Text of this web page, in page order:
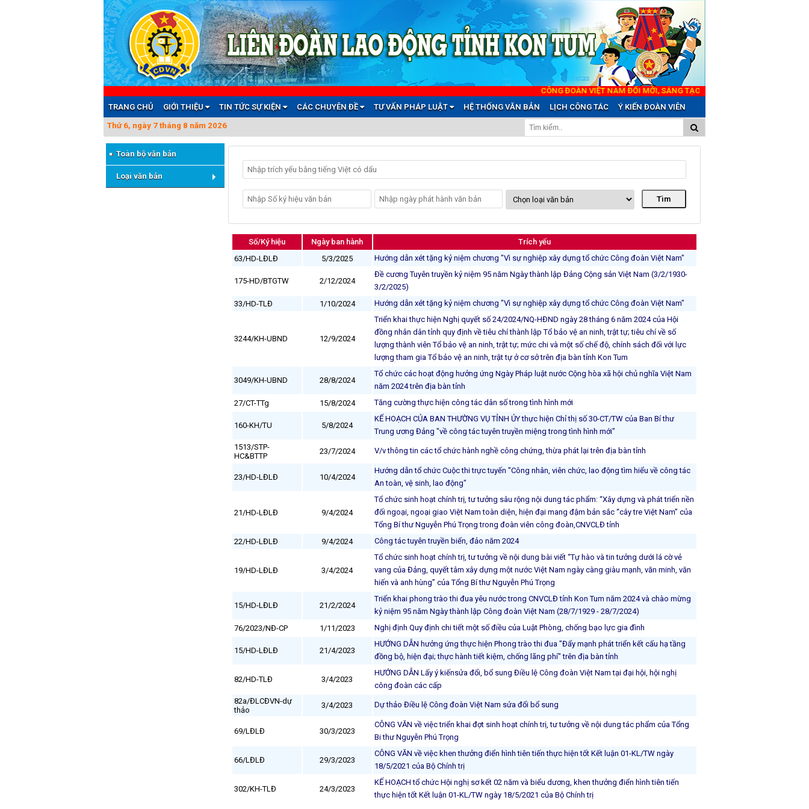
CÔNG ĐOÀN VIỆT NAM ĐỔI MỚI, SÁNG TẠO VÌ QUYỀN, LỢI ÍCH HỢP
TRANG CHỦ
GIỚI THIỆU TIN TỨC SỰ KIỆN CÁC CHUYÊN ĐỀ TƯ VẤN PHÁP LUẬT HỆ THỐNG VĂN BẢN LỊCH CÔNG TÁC Ý KIẾN ĐOÀN VIÊN
Thứ 6, ngày 7 tháng 8 năm 2026
Toàn bộ văn bản
Loại văn bản
Số/Ký hiệu Ngày ban hành
Trích yếu
63/HD-LĐLĐ
5/3/2025 Hướng dẫn xét tặng kỷ niệm chương "Vì sự nghiệp xây dựng tổ chức Công đoàn Việt Nam"
175-HD/BTGTW 2/12/2024
Đề cương Tuyên truyền kỷ niệm 95 năm Ngày thành lập Đảng Cộng sản Việt Nam (3/2/1930-
3/2/2025)
33/HD-TLĐ
1/10/2024 Hướng dẫn xét tặng kỷ niệm chương "Vì sự nghiệp xây dựng tổ chức Công đoàn Việt Nam"
3244/KH-UBND 12/9/2024
Triển khai thực hiện Nghị quyết số 24/2024/NQ-HĐND ngày 28 tháng 6 năm 2024 của Hội
đồng nhân dân tỉnh quy định về tiêu chí thành lập Tổ bảo vệ an ninh, trật tự; tiêu chí về số
lượng thành viên Tổ bảo vệ an ninh, trật tự; mức chi và một số chế độ, chính sách đối với lực
lượng tham gia Tổ bảo vệ an ninh, trật tự ở cơ sở trên địa bàn tỉnh Kon Tum
3049/KH-UBND 28/8/2024
Tổ chức các hoạt động hưởng ứng Ngày Pháp luật nước Cộng hòa xã hội chủ nghĩa Việt Nam
năm 2024 trên địa bàn tỉnh
27/CT-TTg
15/8/2024 Tăng cường thực hiện công tác dân số trong tình hình mới
160-KH/TU 5/8/2024
KẾ HOẠCH CỦA BAN THƯỜNG VỤ TỈNH ỦY thực hiện Chỉ thị số 30-CT/TW của Ban Bí thư
Trung ương Đảng "về công tác tuyên truyền miệng trong tình hình mới"
1513/STP-
HC&BTTP
23/7/2024 V/v thông tin các tổ chức hành nghề công chứng, thừa phát lại trên địa bàn tỉnh
23/HD-LĐLĐ 10/4/2024
Hướng dẫn tổ chức Cuộc thi trực tuyến "Công nhân, viên chức, lao động tìm hiểu về công tác
An toàn, vệ sinh, lao động"
21/HD-LĐLĐ 9/4/2024
Tổ chức sinh hoạt chính trị, tư tưởng sâu rộng nội dung tác phẩm: “Xây dựng và phát triển nền
đối ngoại, ngoại giao Việt Nam toàn diện, hiện đại mang đậm bản sắc “cây tre Việt Nam” của
Tổng Bí thư Nguyễn Phú Trọng trong đoàn viên công đoàn,CNVCLĐ tỉnh
22/HD-LĐLĐ
9/4/2024 Công tác tuyên truyền biển, đảo năm 2024
19/HD-LĐLĐ 3/4/2024
Tổ chức sinh hoạt chính trị, tư tưởng về nội dung bài viết “Tự hào và tin tưởng dưới lá cờ vẻ
vang của Đảng, quyết tâm xây dựng một nước Việt Nam ngày càng giàu mạnh, văn minh, văn
hiến và anh hùng” của Tổng Bí thư Nguyễn Phú Trọng
15/HD-LĐLĐ 21/2/2024
Triển khai phong trào thi đua yêu nước trong CNVCLĐ tỉnh Kon Tum năm 2024 và chào mừng
kỷ niệm 95 năm Ngày thành lập Công đoàn Việt Nam (28/7/1929 - 28/7/2024)
76/2023/NĐ-CP
1/11/2023 Nghị định Quy định chi tiết một số điều của Luật Phòng, chống bạo lực gia đình
15/HD-LĐLĐ 21/4/2023
HƯỚNG DẪN hưởng ứng thực hiện Phong trào thi đua "Đẩy mạnh phát triển kết cấu hạ tầng
đồng bộ, hiện đại; thực hành tiết kiệm, chống lãng phí" trên địa bàn tỉnh
82/HD-TLĐ 3/4/2023
HƯỚNG DẪN Lấy ý kiếnsửa đổi, bổ sung Điều lệ Công đoàn Việt Nam tại đại hội, hội nghị
công đoàn các cấp
82a/ĐLCĐVN-dự
thảo
3/4/2023 Dự thảo Điều lệ Công đoàn Việt Nam sửa đổi bổ sung
69/LĐLĐ 30/3/2023
CÔNG VĂN về việc triển khai đợt sinh hoạt chính trị, tư tưởng về nội dung tác phẩm của Tổng
Bi thư Nguyễn Phú Trọng
66/LĐLĐ 29/3/2023
CÔNG VĂN về việc khen thưởng điển hình tiên tiến thực hiện tốt Kết luận 01-KL/TW ngày
18/5/2021 của Bộ Chính trị
302/KH-TLĐ 24/3/2023
KẾ HOẠCH tổ chức Hội nghị sơ kết 02 năm và biểu dương, khen thưởng điển hình tiên tiến
thực hiện tốt Kết luận 01-KL/TW ngày 18/5/2021 của Bộ Chính trị